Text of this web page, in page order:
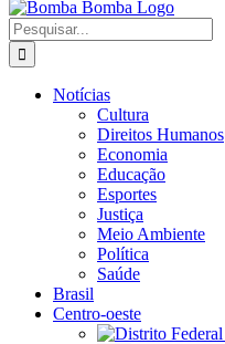
Buscar
resultados
para:
Notícias
Cultura
Direitos Humanos
Economia
Educação
Esportes
Justiça
Meio Ambiente
Política
Saúde
Brasil
Centro-oeste